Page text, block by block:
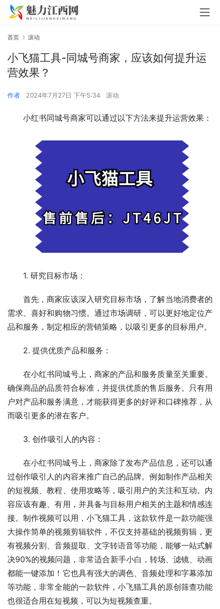
首页 滚动
小飞猫工具-同城号商家，应该如何提升运
营效果？
作者 2024年7月27日 下午5:34 滚动
小红书同城号商家可以通过以下方法来提升运营效果：
1. 研究目标市场：
首先，商家应该深入研究目标市场，了解当地消费者的
需求、喜好和购物习惯。通过市场调研，可以更好地定位产
品和服务，制定相应的营销策略，以吸引更多的目标用户。
2. 提供优质产品和服务：
在小红书同城号上，商家的产品和服务质量至关重要。
确保商品的品质符合标准，并提供优质的售后服务。只有用
户对产品和服务满意，才能获得更多的好评和口碑推荐，从
而吸引更多的潜在客户。
3. 创作吸引人的内容：
在小红书同城号上，商家除了发布产品信息，还可以通
过创作吸引人的内容来推广自己的品牌。例如制作产品相关
的短视频、教程、使用攻略等，吸引用户的关注和互动。内
容应该有趣、有用，并具备与目标用户相关的主题和情感连
接。制作视频可以用，小飞猫工具，这款软件是一款功能强
大操作简单的视频剪辑软件，不仅支持基础的视频剪辑，更
有视频分割、音频提取、文字转语音等功能，能够一站式解
决90%的视频问题，非常适合新手小白，转场、滤镜、动画
都能一键添加！它也具有强大的调色、音频处理和字幕添加
等功能，非常全能的一款软件，小飞猫工具的原创筛查功能
也很适合用在短视频，可以为短视频查重。